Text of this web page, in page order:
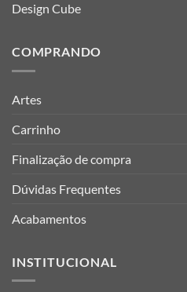
Design Cube
COMPRANDO
Artes
Carrinho
Finalização de compra
Dúvidas Frequentes
Acabamentos
INSTITUCIONAL